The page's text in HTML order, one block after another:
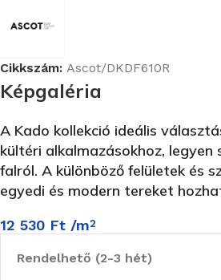
Cikkszám: Ascot/DKDF610R
Képgaléria
A Kado kollekció ideális
kültéri alkalmazásokhoz,
falról. A különböző felületek és
egyedi és modern tereket
12 530 Ft /m2
Rendelhető (2-3 hét)